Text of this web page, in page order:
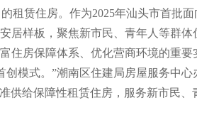
赁住房。作为2025年汕头市首批面
居样板，聚焦新市民、青年人等群
住房保障体系、优化营商环境的重要
式。”潮南区住建局房屋服务中心
供给保障性租赁住房，服务新市民